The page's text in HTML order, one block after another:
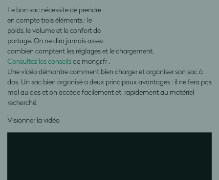
Le bon sac nécessite de prendre
en compte trois éléments : le
poids, le volume et le confort de
portage. On ne dira jamais assez
combien comptent les réglages et le chargement.
Consultez les conseilsde mongr.fr .
Une vidéo démontre comment bien charger et organiser son sac à
dos. Un sac bien organisé a deux principaux avantages : il ne fera pas
mal au dos et on accède facilement et rapidement au matériel
recherché.
Visionner la vidéo